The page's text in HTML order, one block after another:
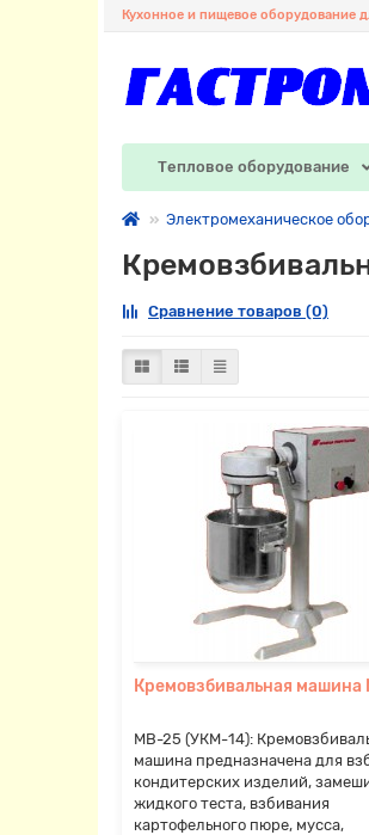
Кухонное и пищевое оборудование
Тепловое оборудование
Электромеханическое
Сравнение товаров (0)
Кремовзбивальная
МВ-25 (УКМ-14):
машина предназначена для
кондитерских изделий,
жидкого теста, взбивания
картофельного пюре, мусса,